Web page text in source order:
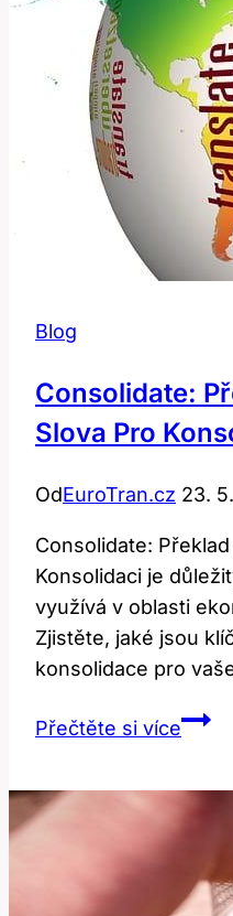
Blog
Consolidate:
Slova Pro
OdEuroTran.cz 23.
Consolidate:
Konsolidaci je
využívá v oblasti
Zjistěte, jaké jsou
konsolidace pro
Přečtěte si více